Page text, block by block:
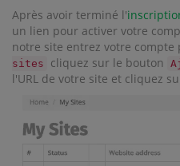
Après avoir terminé l'
un lien pour activer votre
notre site entrez votre compte
sites
cliquez sur le bouton
l'URL de votre site et cliquez